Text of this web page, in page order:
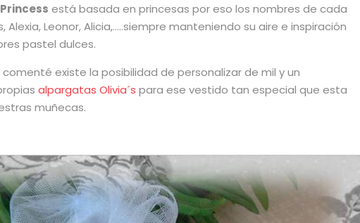
Princess está basada en princesas por eso los nombres de cada
Alexia, Leonor, Alicia,…..siempre manteniendo su aire e inspiración
pastel dulces.
existe la posibilidad de personalizar de mil y un
alpargatas Olivia´s para ese vestido tan especial que esta
muñecas.